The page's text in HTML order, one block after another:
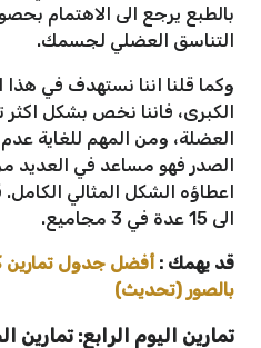
بالطبع يرجع الى الاهتمام
التناسق العضلي لجسمك.
وكما قلنا اننا نستهدف في
الكبرى، فاننا نخص بشكل اكثر
العضلة، ومن المهم للغاية
الصدر فهو مساعد في العديد من
الى 15 عدة في 3 مجاميع.
قد يهمك : أفضل جدول تمارين
بالصور (تحديث)
تمارين اليوم الرابع: تمارين